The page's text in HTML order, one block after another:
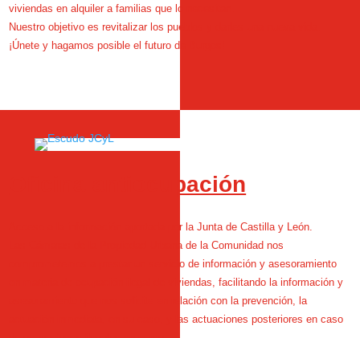
viviendas en alquiler a familias que lo necesitan.
Nuestro objetivo es revitalizar los pueblos y darles una nueva vida.
¡Únete y hagamos posible el futuro de Burgos!
Oficina antiocupación
Acceso a la información aportada por la Junta de Castilla y León.
Las Cámaras de la Propiedad Urbana de la Comunidad nos
comprometemos a prestar un servicio de información y asesoramiento
en materia de ocupación ilegal de viviendas, facilitando la información y
asesoramiento que nos solicite en relación con la prevención, la
actuación inmediata, en su caso, y las actuaciones posteriores en caso